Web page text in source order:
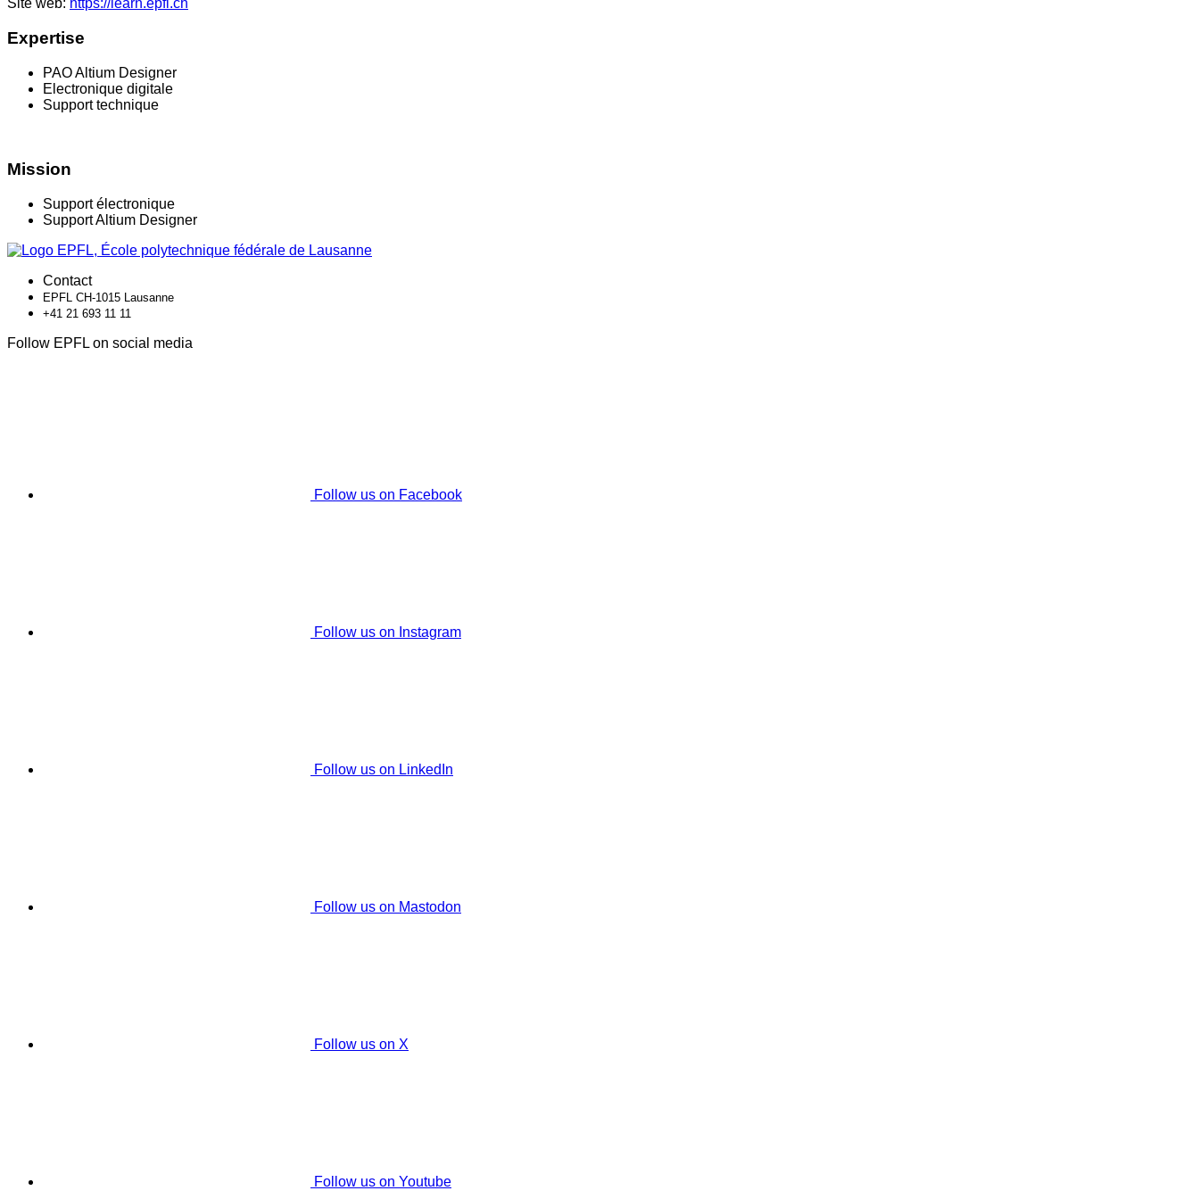
Site web: https://learn.epfl.ch
Expertise
PAO Altium Designer
Electronique digitale
Support technique
Mission
Support électronique
Support Altium Designer
Contact
EPFL CH-1015 Lausanne
+41 21 693 11 11
Follow EPFL on social media
Follow us on Facebook
Follow us on Instagram
Follow us on LinkedIn
Follow us on Mastodon
Follow us on X
Follow us on Youtube